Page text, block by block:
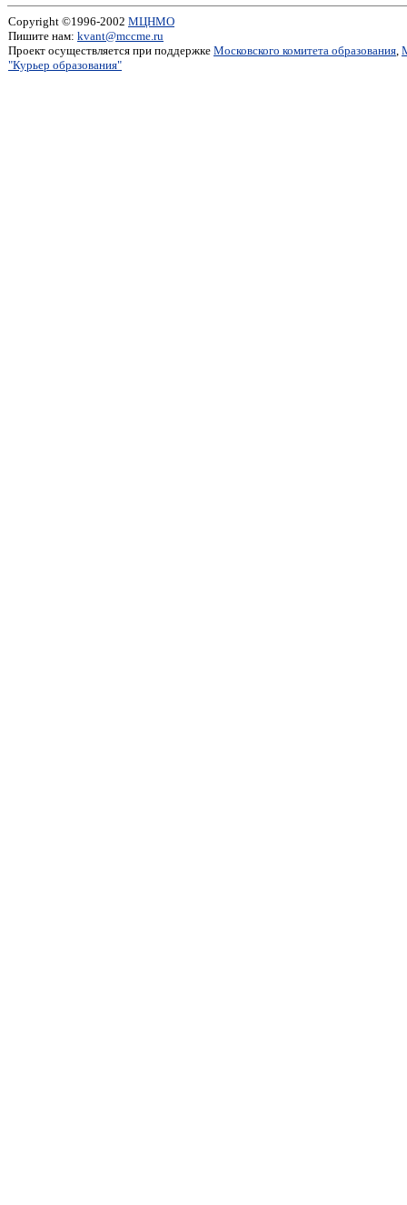
Copyright ©1996-2002 МЦНМО
Пишите нам: kvant@mccme.ru
Проект осуществляется при поддержке Московского комитета образования,
"Курьер образования"